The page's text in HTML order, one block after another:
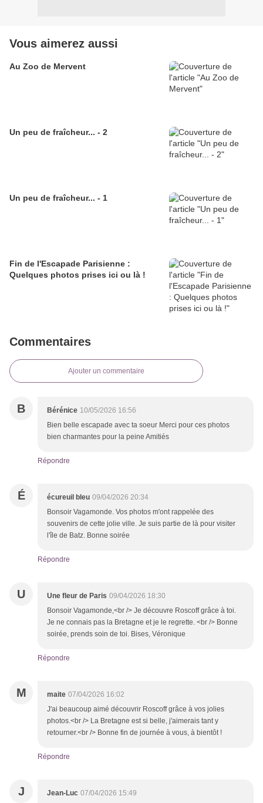
Vous aimerez aussi
Au Zoo de Mervent
Un peu de fraîcheur... - 2
Un peu de fraîcheur... - 1
Fin de l'Escapade Parisienne :
Quelques photos prises ici ou là !
Commentaires
Ajouter un commentaire
B Bérénice 10/05/2026 16:56
Bien belle escapade avec ta soeur Merci pour ces photos
bien charmantes pour la peine Amitiés
Répondre
É écureuil bleu 09/04/2026 20:34
Bonsoir Vagamonde. Vos photos m'ont rappelée des
souvenirs de cette jolie ville. Je suis partie de là pour visiter
l'île de Batz. Bonne soirée
Répondre
U Une fleur de Paris 09/04/2026 18:30
Bonsoir Vagamonde,<br /> Je découvre Roscoff grâce à toi.
Je ne connais pas la Bretagne et je le regrette. <br /> Bonne
soirée, prends soin de toi. Bises, Véronique
Répondre
M maite 07/04/2026 16:02
J'ai beaucoup aimé découvrir Roscoff grâce à vos jolies
photos.<br /> La Bretagne est si belle, j'aimerais tant y
retourner.<br /> Bonne fin de journée à vous, à bientôt !
Répondre
J Jean-Luc 07/04/2026 15:49